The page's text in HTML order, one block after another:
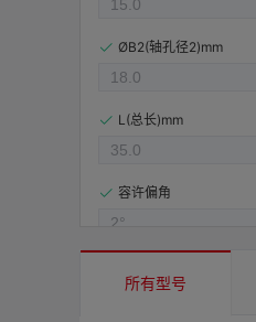
ØB2(轴孔径2)mm
L(总长)mm
容许偏角
所有型号